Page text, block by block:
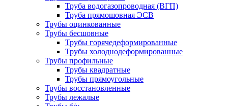
Труба водогазопроводная (ВГП)
Труба прямошовная ЭСВ
Трубы оцинкованные
Трубы бесшовные
Трубы горячедеформированные
Трубы холоднодеформированные
Трубы профильные
Трубы квадратные
Трубы прямоугольные
Трубы восстановленные
Трубы лежалые